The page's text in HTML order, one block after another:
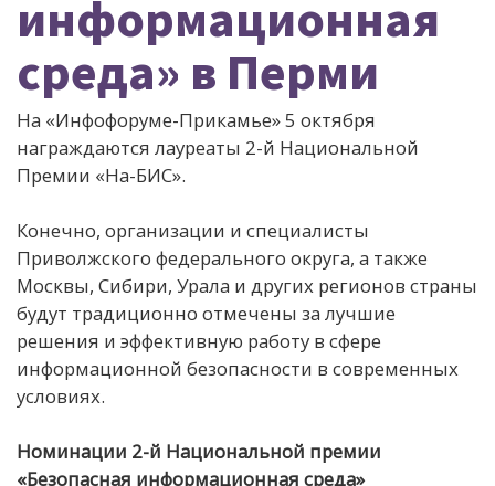
информационная
среда» в Перми
На «Инфофоруме-Прикамье» 5 октября
награждаются лауреаты 2-й Национальной
Премии «На-БИС».
Конечно, организации и специалисты
Приволжского федерального округа, а также
Москвы, Сибири, Урала и других регионов страны
будут традиционно отмечены за лучшие
решения и эффективную работу в сфере
информационной безопасности в современных
условиях.
Номинации 2-й Национальной премии
«Безопасная информационная среда»